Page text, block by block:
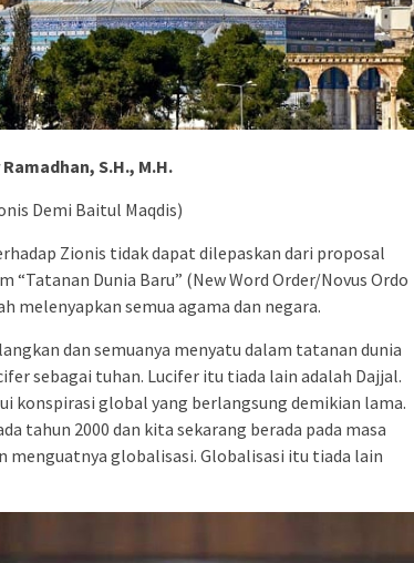
S.H., M.H.
Demi Baitul Maqdis)
Zionis tidak dapat dilepaskan dari proposal
Dunia Baru” (New Word Order/Novus Ordo
melenyapkan semua agama dan negara.
dan semuanya menyatu dalam tatanan dunia
sebagai tuhan. Lucifer itu tiada lain adalah Dajjal.
konspirasi global yang berlangsung demikian lama.
tahun 2000 dan kita sekarang berada pada masa
menguatnya globalisasi. Globalisasi itu tiada lain